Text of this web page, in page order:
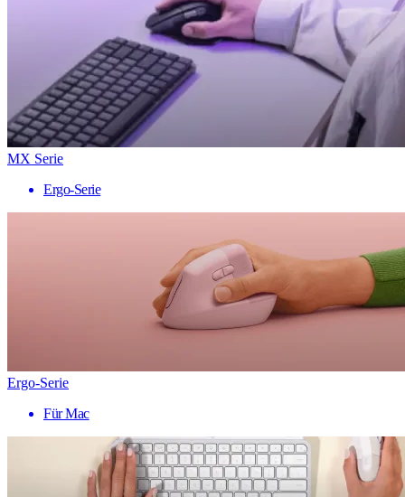
MX Serie
Ergo-Serie
Ergo-Serie
Für Mac